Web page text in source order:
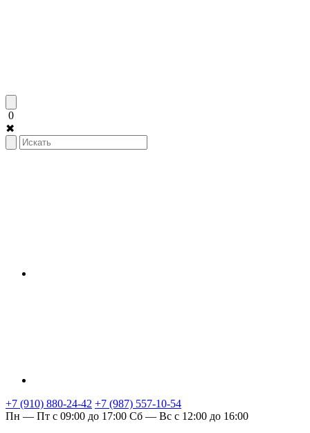
0
✖
+7 (910) 880-24-42 +7 (987) 557-10-54
Пн — Пт с 09:00 до 17:00 Сб — Вс с 12:00 до 16:00